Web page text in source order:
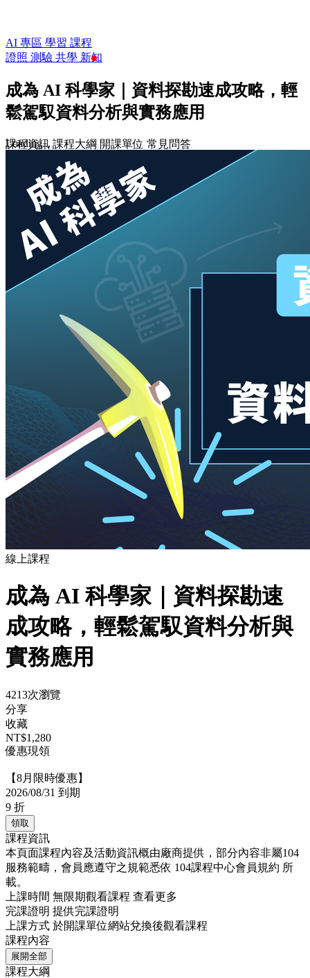
AI 專區 學習 課程
證照 測驗 共學 新知
成為 AI 科學家｜資料探勘速成攻略，輕
鬆駕馭資料分析與實務應用
課程資訊 課程大綱 開課單位 常見問答
Loading...
線上課程
成為 AI 科學家｜資料探勘速
成攻略，輕鬆駕馭資料分析與
實務應用
4213次瀏覽
分享
收藏
NT$1,280
優惠現領
【8月限時優惠】
2026/08/31 到期
9 折
領取
課程資訊
本頁面課程內容及活動資訊概由廠商提供，部分內容非屬104
服務範疇，會員應遵守之規範悉依 104課程中心會員規約 所
載。
上課時間 無限期觀看課程 查看更多
完課證明 提供完課證明
上課方式 於開課單位網站兌換後觀看課程
課程內容
展開全部
課程大綱